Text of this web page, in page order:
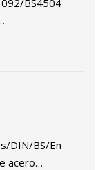
BS4504
DIN/BS/En
acero